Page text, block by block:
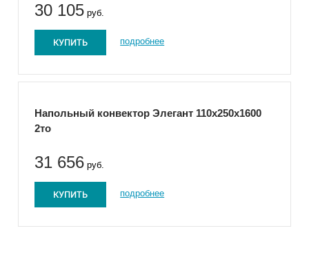
30 105 руб.
КУПИТЬ подробнее
Напольный конвектор Элегант 110x250x1600
2то
31 656 руб.
КУПИТЬ подробнее